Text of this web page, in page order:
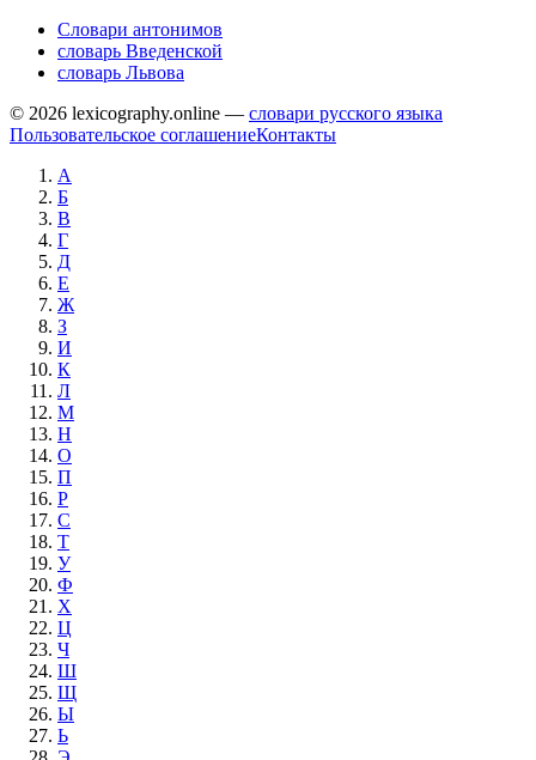
Словари антонимов
словарь Введенской
словарь Львова
© 2026 lexicography.online — словари русского языка
Пользовательское соглашениеКонтакты
А
Б
В
Г
Д
Е
Ж
З
И
К
Л
М
Н
О
П
Р
С
Т
У
Ф
Х
Ц
Ч
Ш
Щ
Ы
Ь